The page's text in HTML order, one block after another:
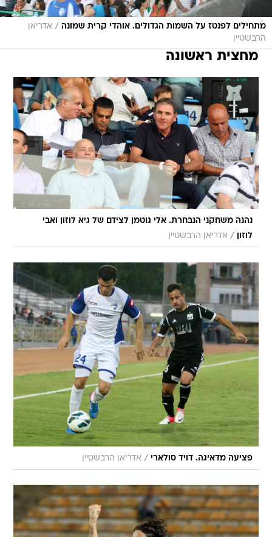
הרבשטיין
מחצית ראשונה
נהנה משחקני הנבחרת. אלי גוטמן לצידם של גיא לוזון ואבי
לוזון
/ אדריאן הרבשטיין
פציעה מדאיגה. דויד סולארי / אדריאן הרבשטיין